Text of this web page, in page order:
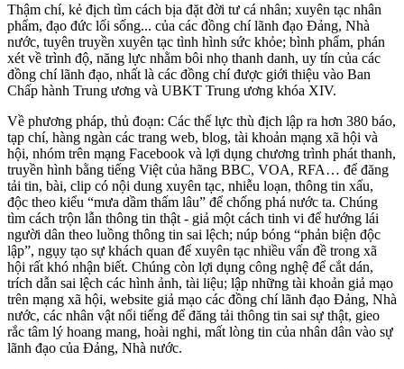
Thậm chí, kẻ địch tìm cách bịa đặt đời tư cá nhân; xuyên tạc nhân
phẩm, đạo đức lối sống... của các đồng chí lãnh đạo Đảng, Nhà
nước, tuyên truyền xuyên tạc tình hình sức khỏe; bình phẩm, phán
xét về trình độ, năng lực nhằm bôi nhọ thanh danh, uy tín của các
đồng chí lãnh đạo, nhất là các đồng chí được giới thiệu vào Ban
Chấp hành Trung ương và UBKT Trung ương khóa XIV.
Về phương pháp, thủ đoạn: Các thế lực thù địch lập ra hơn 380 báo,
tạp chí, hàng ngàn các trang web, blog, tài khoản mạng xã hội và
hội, nhóm trên mạng Facebook và lợi dụng chương trình phát thanh,
truyền hình bằng tiếng Việt của hãng BBC, VOA, RFA… để đăng
tải tin, bài, clip có nội dung xuyên tạc, nhiễu loạn, thông tin xấu,
độc theo kiểu “mưa dầm thấm lâu” để chống phá nước ta. Chúng
tìm cách trộn lẫn thông tin thật - giả một cách tinh vi để hướng lái
người dân theo luồng thông tin sai lệch; núp bóng “phản biện độc
lập”, ngụy tạo sự khách quan để xuyên tạc nhiều vấn đề trong xã
hội rất khó nhận biết. Chúng còn lợi dụng công nghệ để cắt dán,
trích dẫn sai lệch các hình ảnh, tài liệu; lập những tài khoản giả mạo
trên mạng xã hội, website giả mạo các đồng chí lãnh đạo Đảng, Nhà
nước, các nhân vật nổi tiếng để đăng tải thông tin sai sự thật, gieo
rắc tâm lý hoang mang, hoài nghi, mất lòng tin của nhân dân vào sự
lãnh đạo của Đảng, Nhà nước.